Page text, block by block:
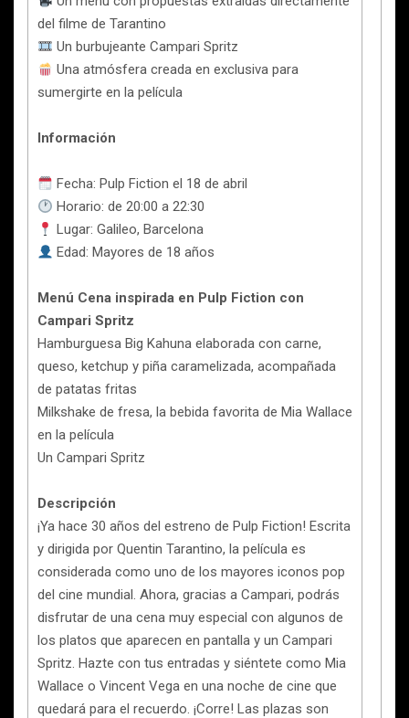
del filme de Tarantino
Un burbujeante Campari Spritz
Una atmósfera creada en exclusiva para
sumergirte en la película
Información
Fecha: Pulp Fiction el 18 de abril
Horario: de 20:00 a 22:30
Lugar: Galileo, Barcelona
Edad: Mayores de 18 años
Menú Cena inspirada en Pulp Fiction con
Campari Spritz
Hamburguesa Big Kahuna elaborada con carne,
queso, ketchup y piña caramelizada, acompañada
de patatas fritas
Milkshake de fresa, la bebida favorita de Mia Wallace
en la película
Un Campari Spritz
Descripción
¡Ya hace 30 años del estreno de Pulp Fiction! Escrita
y dirigida por Quentin Tarantino, la película es
considerada como uno de los mayores iconos pop
del cine mundial. Ahora, gracias a Campari, podrás
disfrutar de una cena muy especial con algunos de
los platos que aparecen en pantalla y un Campari
Spritz. Hazte con tus entradas y siéntete como Mia
Wallace o Vincent Vega en una noche de cine que
quedará para el recuerdo. ¡Corre! Las plazas son